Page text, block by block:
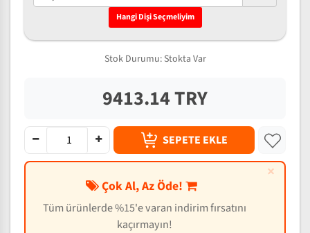
Hangi Dişi Seçmeliyim
Stok Durumu: Stokta Var
9413.14 TRY
SEPETE EKLE
×
Çok Al, Az Öde!
Tüm ürünlerde %15'e varan indirim fırsatını
kaçırmayın!